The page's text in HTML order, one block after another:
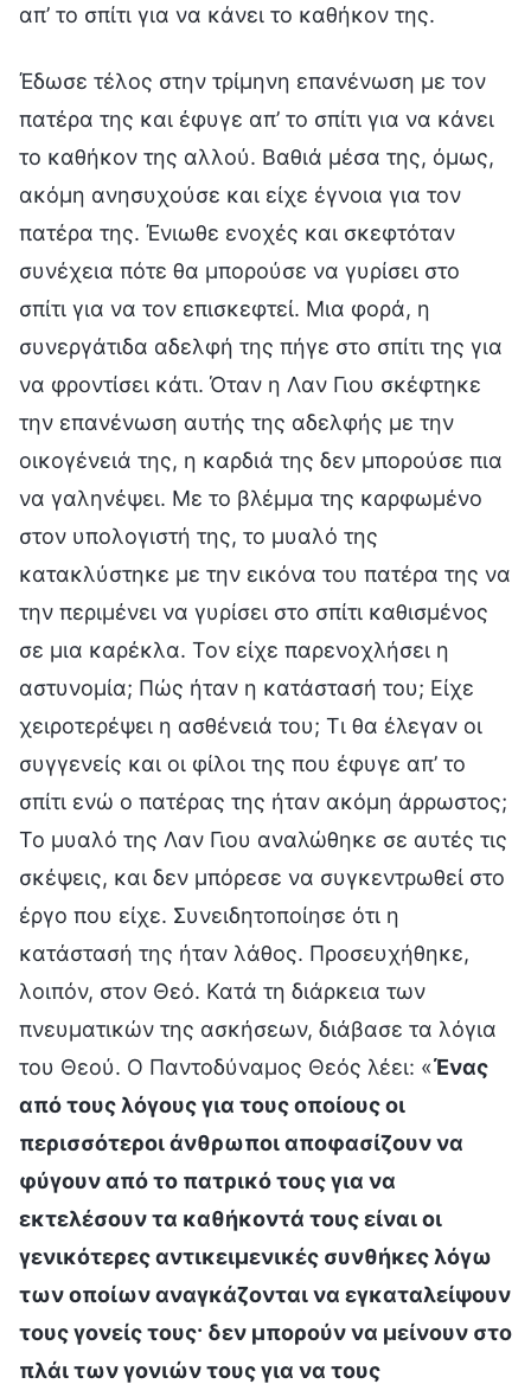
απ’ το σπίτι για να κάνει το καθήκον της.
Έδωσε τέλος στην τρίμηνη επανένωση με τον
πατέρα της και έφυγε απ’ το σπίτι για να κάνει
το καθήκον της αλλού. Βαθιά μέσα της, όμως,
ακόμη ανησυχούσε και είχε έγνοια για τον
πατέρα της. Ένιωθε ενοχές και σκεφτόταν
συνέχεια πότε θα μπορούσε να γυρίσει στο
σπίτι για να τον επισκεφτεί. Μια φορά, η
συνεργάτιδα αδελφή της πήγε στο σπίτι της για
να φροντίσει κάτι. Όταν η Λαν Γιου σκέφτηκε
την επανένωση αυτής της αδελφής με την
οικογένειά της, η καρδιά της δεν μπορούσε πια
να γαληνέψει. Με το βλέμμα της καρφωμένο
στον υπολογιστή της, το μυαλό της
κατακλύστηκε με την εικόνα του πατέρα της να
την περιμένει να γυρίσει στο σπίτι καθισμένος
σε μια καρέκλα. Τον είχε παρενοχλήσει η
αστυνομία; Πώς ήταν η κατάστασή του; Είχε
χειροτερέψει η ασθένειά του; Τι θα έλεγαν οι
συγγενείς και οι φίλοι της που έφυγε απ’ το
σπίτι ενώ ο πατέρας της ήταν ακόμη άρρωστος;
Το μυαλό της Λαν Γιου αναλώθηκε σε αυτές τις
σκέψεις, και δεν μπόρεσε να συγκεντρωθεί στο
έργο που είχε. Συνειδητοποίησε ότι η
κατάστασή της ήταν λάθος. Προσευχήθηκε,
λοιπόν, στον Θεό. Κατά τη διάρκεια των
πνευματικών της ασκήσεων, διάβασε τα λόγια
του Θεού. Ο Παντοδύναμος Θεός λέει: «Ένας
από τους λόγους για τους οποίους οι
περισσότεροι άνθρωποι αποφασίζουν να
φύγουν από το πατρικό τους για να
εκτελέσουν τα καθήκοντά τους είναι οι
γενικότερες αντικειμενικές συνθήκες λόγω
των οποίων αναγκάζονται να εγκαταλείψουν
τους γονείς τους· δεν μπορούν να μείνουν στο
πλάι των γονιών τους για να τους